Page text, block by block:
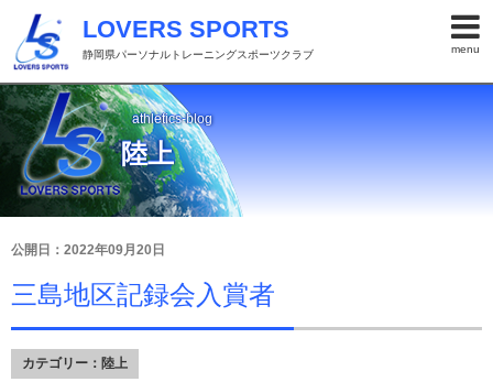
menu
LOVERS SPORTS
静岡県パーソナルトレーニングスポーツクラブ
athletics-blog
陸上
公開日：2022年09月20日
三島地区記録会入賞者
カテゴリー： 陸上